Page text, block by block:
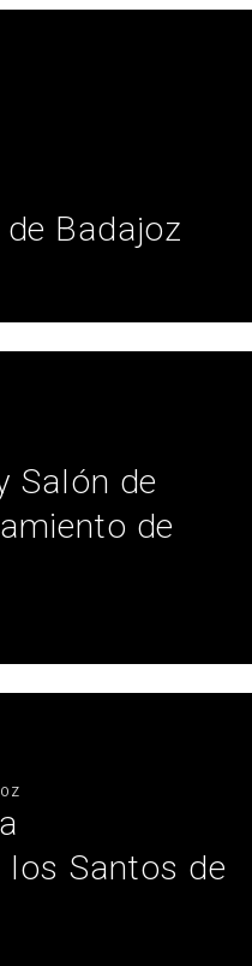
Badajoz
Salón de
de
Santos de